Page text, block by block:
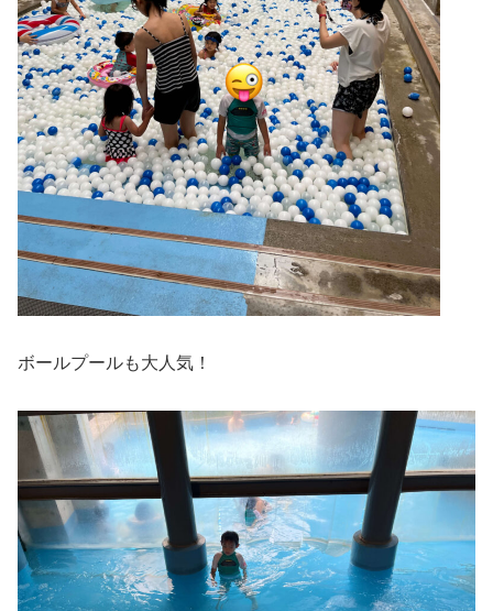
ボールプールも大人気！